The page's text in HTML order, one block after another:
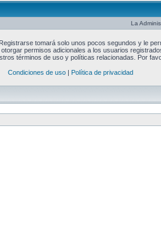
La
tomará solo unos pocos segundos y le
permisos adicionales a los usuarios
términos de uso y políticas relacionadas. Por
Condiciones de uso| Política de privacidad